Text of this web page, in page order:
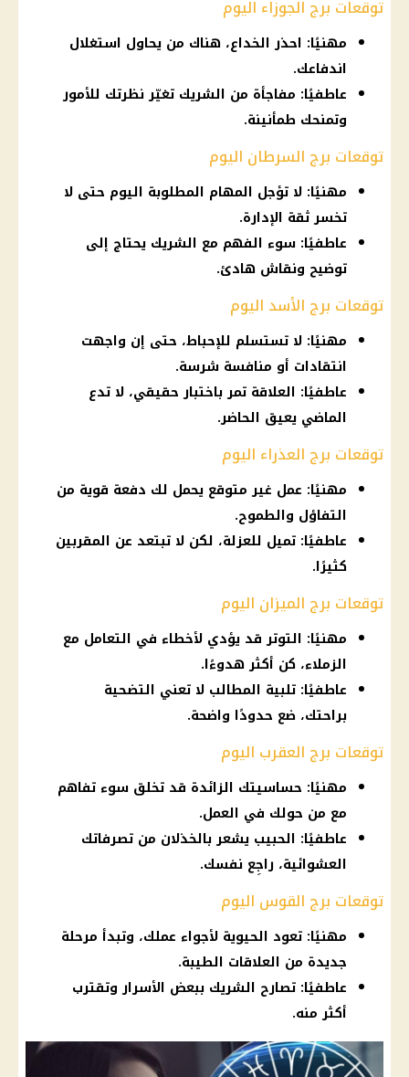
توقعات برج الجوزاء اليوم
مهنيًا: احذر الخداع، هناك من يحاول استغلال
اندفاعك.
عاطفيًا: مفاجأة من الشريك تغيّر نظرتك للأمور
وتمنحك طمأنينة.
توقعات برج السرطان اليوم
مهنيًا: لا تؤجل المهام المطلوبة اليوم حتى لا
تخسر ثقة الإدارة.
عاطفيًا: سوء الفهم مع الشريك يحتاج إلى
توضيح ونقاش هادئ.
توقعات برج الأسد اليوم
مهنيًا: لا تستسلم للإحباط، حتى إن واجهت
انتقادات أو منافسة شرسة.
عاطفيًا: العلاقة تمر باختبار حقيقي، لا تدع
الماضي يعيق الحاضر.
توقعات برج العذراء اليوم
مهنيًا: عمل غير متوقع يحمل لك دفعة قوية من
التفاؤل والطموح.
عاطفيًا: تميل للعزلة، لكن لا تبتعد عن المقربين
كثيرًا.
توقعات برج الميزان اليوم
مهنيًا: التوتر قد يؤدي لأخطاء في التعامل مع
الزملاء، كن أكثر هدوءًا.
عاطفيًا: تلبية المطالب لا تعني التضحية
براحتك، ضع حدودًا واضحة.
توقعات برج العقرب اليوم
مهنيًا: حساسيتك الزائدة قد تخلق سوء تفاهم
مع من حولك في العمل.
عاطفيًا: الحبيب يشعر بالخذلان من تصرفاتك
العشوائية، راجِع نفسك.
توقعات برج القوس اليوم
مهنيًا: تعود الحيوية لأجواء عملك، وتبدأ مرحلة
جديدة من العلاقات الطيبة.
عاطفيًا: تصارح الشريك ببعض الأسرار وتقترب
أكثر منه.